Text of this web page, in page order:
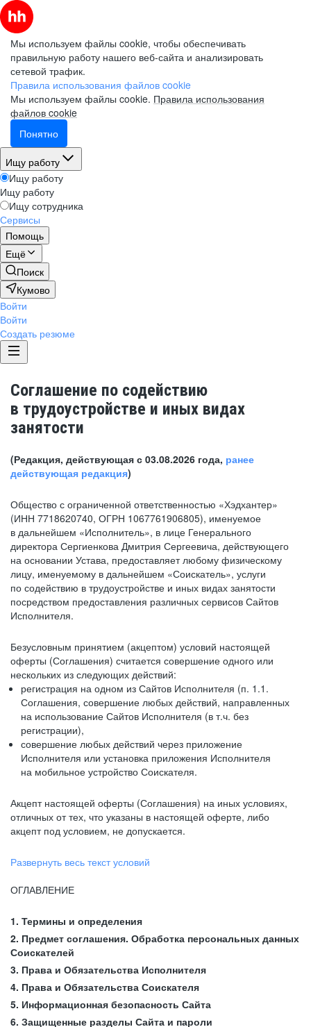
Мы используем файлы cookie, чтобы обеспечивать
правильную работу нашего веб-сайта и анализировать
сетевой трафик.
Правила использования файлов cookie
Мы используем файлы cookie. Правила использования
файлов cookie
Понятно
Ищу работу
Ищу работу
Ищу работу
Ищу сотрудника
Сервисы
Помощь
Ещё
Поиск
Кумово
Войти
Войти
Создать резюме
Соглашение по содействию
в трудоустройстве и иных видах
занятости
(Редакция, действующая с 03.08.2026 года, ранее
действующая редакция)
Общество с ограниченной ответственностью «Хэдхантер»
(ИНН 7718620740, ОГРН 1067761906805), именуемое
в дальнейшем «Исполнитель», в лице Генерального
директора Сергиенкова Дмитрия Сергеевича, действующего
на основании Устава, предоставляет любому физическому
лицу, именуемому в дальнейшем «Соискатель», услуги
по содействию в трудоустройстве и иных видах занятости
посредством предоставления различных сервисов Сайтов
Исполнителя.
Безусловным принятием (акцептом) условий настоящей
оферты (Соглашения) считается совершение одного или
нескольких из следующих действий:
регистрация на одном из Сайтов Исполнителя (п. 1.1.
Соглашения, совершение любых действий, направленных
на использование Сайтов Исполнителя (в т.ч. без
регистрации),
совершение любых действий через приложение
Исполнителя или установка приложения Исполнителя
на мобильное устройство Соискателя.
Акцепт настоящей оферты (Соглашения) на иных условиях,
отличных от тех, что указаны в настоящей оферте, либо
акцепт под условием, не допускается.
Развернуть весь текст условий
ОГЛАВЛЕНИЕ
1. Термины и определения
2. Предмет соглашения. Обработка персональных данных
Соискателей
3. Права и Обязательства Исполнителя
4. Права и Обязательства Соискателя
5. Информационная безопасность Сайта
6. Защищенные разделы Сайта и пароли